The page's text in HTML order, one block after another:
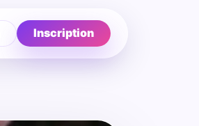
Inscription